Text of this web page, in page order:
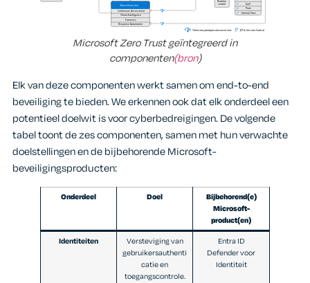
Microsoft Zero Trust geïntegreerd in
componenten(bron)
Elk van deze componenten werkt samen om end-to-end
beveiliging te bieden. We erkennen ook dat elk onderdeel een
potentieel doelwit is voor cyberbedreigingen. De volgende
tabel toont de zes componenten, samen met hun verwachte
doelstellingen en de bijbehorende Microsoft-
beveiligingsproducten:
Onderdeel Doel
Bijbehorend(e)
Microsoft-
product(en)
Identiteiten
Versteviging van
gebruikersauthenti
catie en
toegangscontrole.
Entra ID
Defender voor
Identiteit